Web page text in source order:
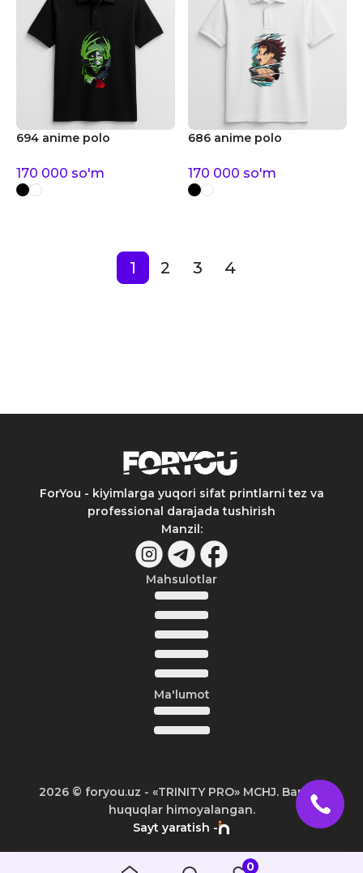
694 anime polo
170 000 so'm
686 anime polo
170 000 so'm
1 2 3 4
ForYou - kiyimlarga yuqori sifat printlarni tez va
professional darajada tushirish
Manzil:
Mahsulotlar
Ma'lumot
2026© foryou.uz - «TRINITY PRO» MCHJ. Barcha
huquqlar himoyalangan.
Sayt yaratish -
0